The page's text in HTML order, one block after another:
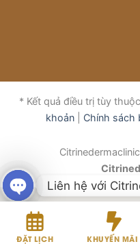
* Kết quả điều trị tùy
khoản| Chính sách
ĐẶT LỊCH KHUYẾN MÃI
Liên hệ với
OPEN
CHATY